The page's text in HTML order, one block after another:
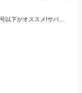
ついに吉良サンライズパークにアジが来た!針は3号以下がオススメ!サバは大漁!小型のメタルジグでも楽しめます♪